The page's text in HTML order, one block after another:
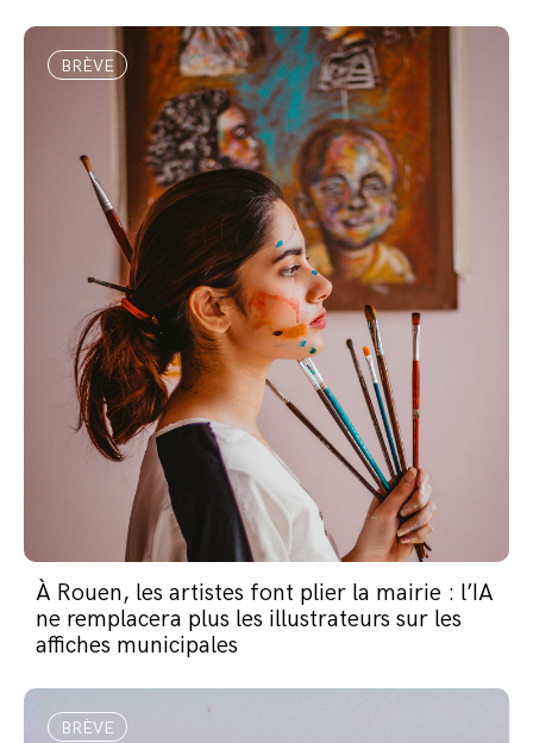
BRÈVE
À Rouen, les artistes font plier la mairie : l’IA
ne remplacera plus les illustrateurs sur les
affiches municipales
BRÈVE